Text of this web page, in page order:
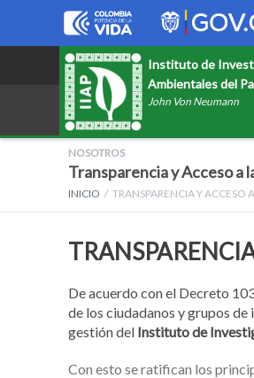
Instituto de
Ambientales del
John Von Neumann
NOSOTROS
Transparencia y Acceso a
INICIO TRANSPARENCIA Y
De acuerdo con el Decreto
de los ciudadanos y grupos
gestión del Instituto de
Con esto se ratifican los